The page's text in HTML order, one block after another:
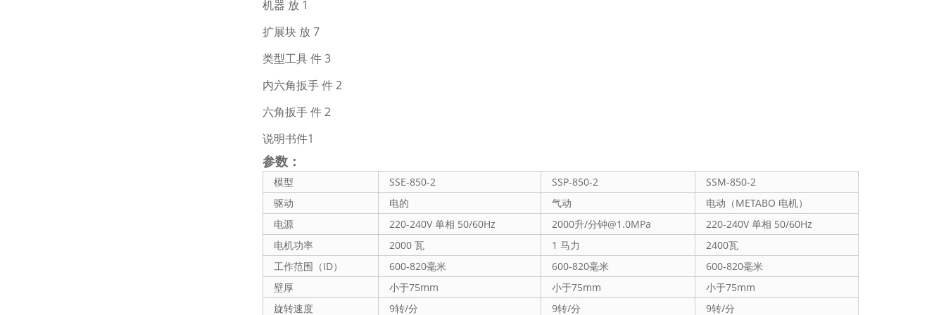
机器 放 1
扩展块 放 7
类型工具 件 3
内六角扳手 件 2
六角扳手 件 2
说明书件1
参数：
模型 SSE-850-2 SSP-850-2
SSM-850-2
驱动
电的 气动
电动（METABO 电机）
电源
220-240V 单相 50/60Hz 2000升/分钟@1.0MPa
220-240V 单相 50/60Hz
电机功率
2000 瓦 1 马力
2400瓦
工作范围（ID）
600-820毫米 600-820毫米
600-820毫米
壁厚
小于75mm 小于75mm
小于75mm
旋转速度
9转/分 9转/分 9转/分